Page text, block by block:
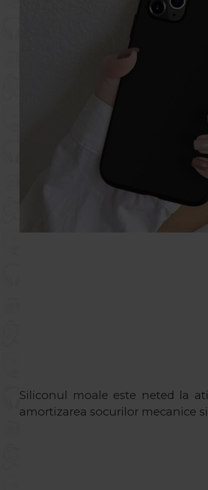
Siliconul moale este neted la
amortizarea socurilor mecanice